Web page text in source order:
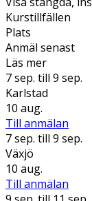
Kurstillfällen
Plats
Anmäl senast
Läs mer
7 sep. till 9 sep.
Karlstad
10 aug.
Till anmälan
7 sep. till 9 sep.
Växjö
10 aug.
Till anmälan